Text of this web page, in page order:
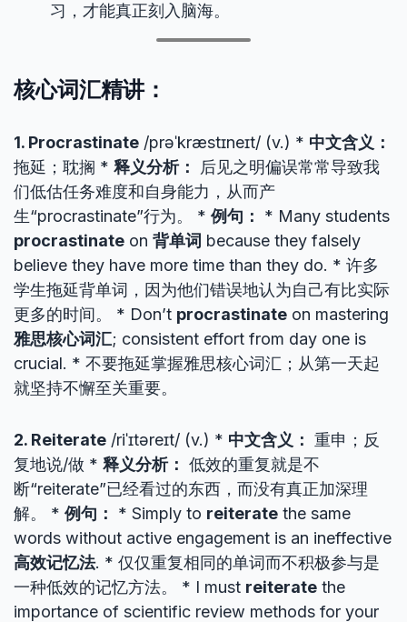
习，才能真正刻入脑海。
核心词汇精讲：
1. Procrastinate /prəˈkræstɪneɪt/ (v.) * 中文含义：
拖延；耽搁 * 释义分析：
后见之明偏误常常导致我
们低估任务难度和自身能力，从而产
生“procrastinate”行为。 * 例句：
* Many students
procrastinate on 背单词 because they falsely
believe they have more time than they do. * 许多
学生拖延背单词，因为他们错误地认为自己有比实际
更多的时间。 * Don’t procrastinate on mastering
雅思核心词汇; consistent effort from day one is
crucial. * 不要拖延掌握雅思核心词汇；从第一天起
就坚持不懈至关重要。
2. Reiterate /riˈɪtəreɪt/ (v.) * 中文含义： 重申；反
复地说/做 * 释义分析： 低效的重复就是不
断“reiterate”已经看过的东西，而没有真正加深理
解。 * 例句： * Simply to reiterate the same
words without active engagement is an ineffective
高效记忆法. * 仅仅重复相同的单词而不积极参与是
一种低效的记忆方法。 * I must reiterate the
importance of scientific review methods for your